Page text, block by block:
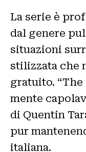
La serie è
dal genere
situazioni
stilizzata che
gratuito. “The
mente
di Quentin
pur
italiana.